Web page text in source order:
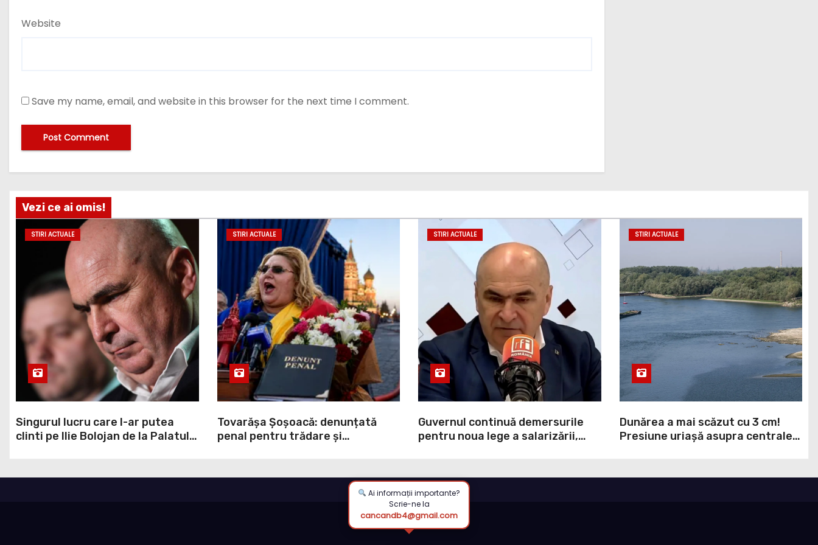
Website
Save my name, email, and website in this browser for the next time I comment.
Vezi ce ai omis!
STIRI ACTUALE
Singurul lucru care l-ar putea
clinti pe Ilie Bolojan de la Palatul
STIRI ACTUALE
Tovarășa Șoșoacă: denunțată
penal pentru trădare și
STIRI ACTUALE
Guvernul continuă demersurile
pentru noua lege a salarizării,
putea fi depusă în Parlament
STIRI ACTUALE
Dunărea a mai scăzut cu 3 cm!
Presiune uriașă asupra centralei
Ai informații importante?
Scrie-ne la
cancandb4@gmail.com